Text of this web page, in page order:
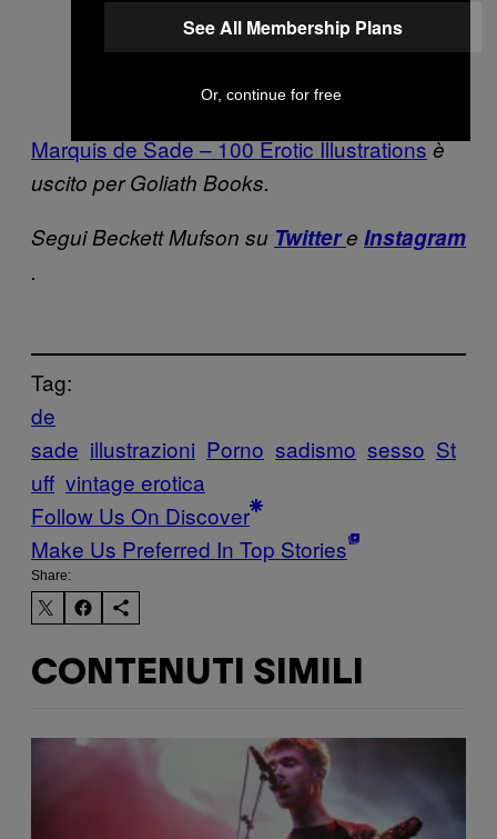
Marquis de Sade – 100 Erotic Illustrationsè
uscito per Goliath Books.
Segui Beckett Mufson su Twittere Instagram
.
Tag:
de
sade illustrazioni Porno sadismo sesso St
uff vintage erotica
Follow Us On Discover
Make Us Preferred In Top Stories
Share:
CONTENUTI SIMILI
See All Membership Plans
Or, continue for free